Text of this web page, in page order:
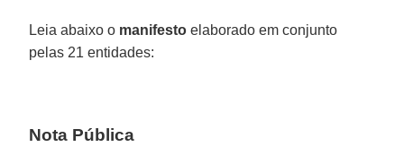
Leia abaixo o manifesto elaborado em conjunto
pelas 21 entidades:
Nota Pública